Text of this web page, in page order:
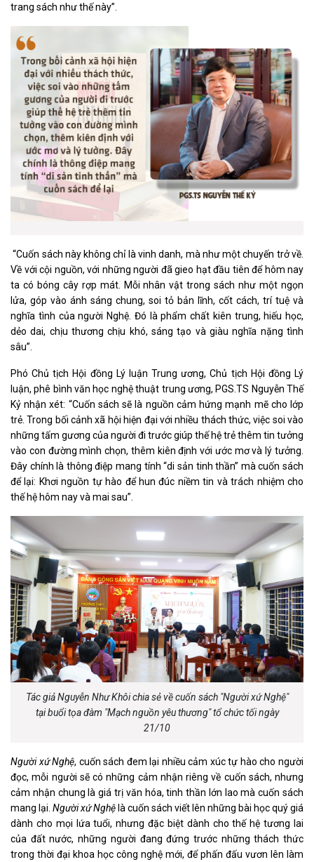
trang sách như thế này”.
“Cuốn sách này không chỉ là vinh danh, mà như một chuyến trở về.
Về với cội nguồn, với những người đã gieo hạt đầu tiên để hôm nay
ta có bóng cây rợp mát. Mỗi nhân vật trong sách như một ngọn
lửa, góp vào ánh sáng chung, soi tỏ bản lĩnh, cốt cách, trí tuệ và
nghĩa tình của người Nghệ. Đó là phẩm chất kiên trung, hiếu học,
dẻo dai, chịu thương chịu khó, sáng tạo và giàu nghĩa nặng tình
sâu”.
Phó Chủ tịch Hội đồng Lý luận Trung ương, Chủ tịch Hội đồng Lý
luận, phê bình văn học nghệ thuật trung ương, PGS.TS Nguyễn Thế
Kỷ nhận xét: “Cuốn sách sẽ là nguồn cảm hứng mạnh mẽ cho lớp
trẻ. Trong bối cảnh xã hội hiện đại với nhiều thách thức, việc soi vào
những tấm gương của người đi trước giúp thế hệ trẻ thêm tin tưởng
vào con đường mình chọn, thêm kiên định với ước mơ và lý tưởng.
Đây chính là thông điệp mang tính “di sản tinh thần” mà cuốn sách
để lại: Khơi nguồn tự hào để hun đúc niềm tin và trách nhiệm cho
thế hệ hôm nay và mai sau”.
Tác giả Nguyễn Như Khôi chia sẻ về cuốn sách "Người xứ Nghệ"
tại buổi tọa đàm "Mạch nguồn yêu thương" tổ chức tối ngày
21/10
Người xứ Nghệ, cuốn sách đem lại nhiều cảm xúc tự hào cho người
đọc, mỗi người sẽ có những cảm nhận riêng về cuốn sách, nhưng
cảm nhận chung là giá trị văn hóa, tinh thần lớn lao mà cuốn sách
mang lại. Người xứ Nghệ là cuốn sách viết lên những bài học quý giá
dành cho mọi lứa tuổi, nhưng đặc biệt dành cho thế hệ tương lai
của đất nước, những người đang đứng trước những thách thức
trong thời đại khoa học công nghệ mới, để phấn đấu vươn lên làm